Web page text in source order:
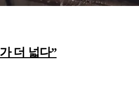
더 넓다”